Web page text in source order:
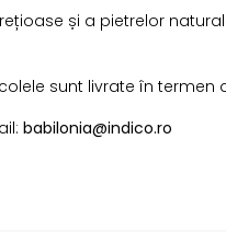
și a pietrelor
sunt livrate în termen
babilonia@indico.ro